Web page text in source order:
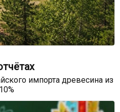
импорта древесина из